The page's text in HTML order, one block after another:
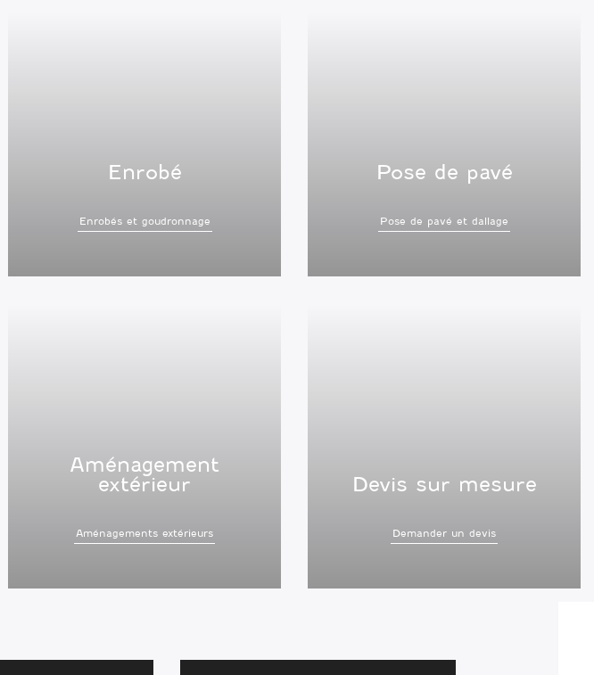
Enrobé
Enrobés et goudronnage
Pose de pavé
Pose de pavé et dallage
Aménagement
extérieur
Aménagements extérieurs
Devis sur mesure
Demander un devis